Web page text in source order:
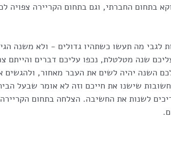
בתחום החברתי, וגם בתחום הקריירה
לגבי מה תעשו כשתהיו גדולים - ולא משנה
שנה מטלטלת, נכפו עליכם דברים והייתם
השנה יהיה לשים את העבר מאחור,
שישנו את חייכם וזה לא אומר שבעל
לשנות את החשיבה. הצלחה בתחום